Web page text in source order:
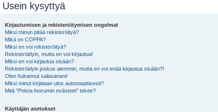
Usein kysyttyä
Kirjautumisen ja rekisteröitymisen ongelmat
Miksi minun pitää rekisteröityä?
Mikä on COPPA?
Miksi en voi rekisteröityä?
Rekisteröidyin, mutta en voi kirjautua!
Miksi en voi kirjautua sisään?
Rekisteröidyin joskus aiemmin, mutta en voi enää kirjautua sisään?!
Olen hukannut salasanani!
Miksi minut kirjataan ulos automaattisesti?
Mitä “Poista foorumin evästeet” tekee?
Käyttäjän asetukset